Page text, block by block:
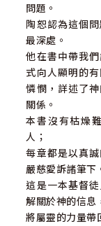
問題。
陶恕認為這個
最深處。
他在書中帶我
式向人顯明的
憐憫，詳述了
關係。
本書沒有枯燥
人；
每章都是以真
嚴慈愛訴諸筆下
這是一本基督
解關於神的信息
將屬靈的力量帶